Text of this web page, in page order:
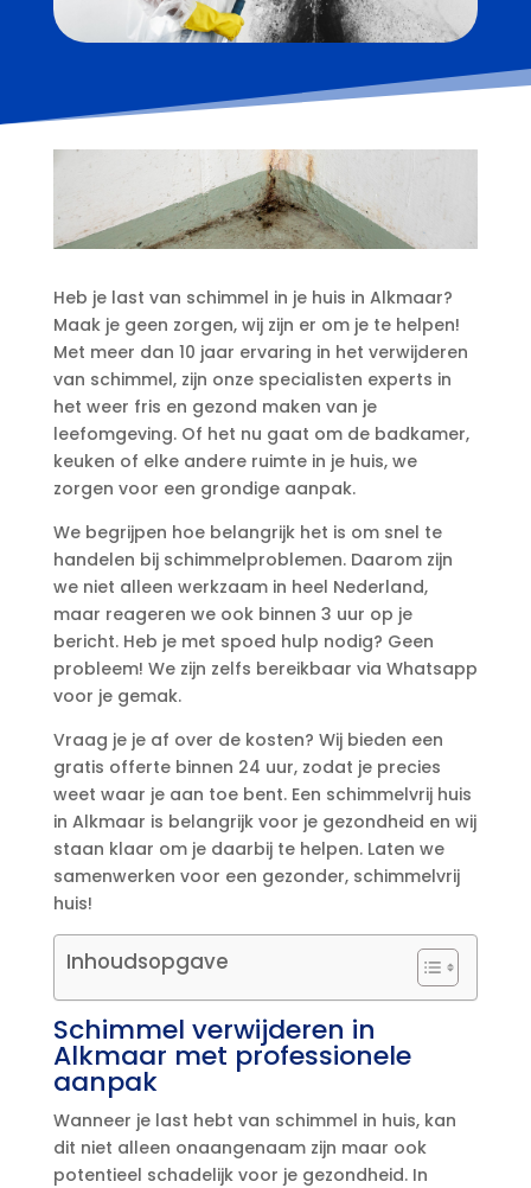
Heb je last van schimmel in je huis in Alkmaar?
Maak je geen zorgen, wij zijn er om je te helpen!
Met meer dan 10 jaar ervaring in het verwijderen
van schimmel, zijn onze specialisten experts in
het weer fris en gezond maken van je
leefomgeving.​ Of het nu gaat om de badkamer,
keuken of elke andere ruimte in je huis, we
zorgen voor een grondige aanpak.​
We begrijpen hoe belangrijk het is om snel te
handelen bij schimmelproblemen.​ Daarom zijn
we niet alleen werkzaam in heel Nederland,
maar reageren we ook binnen 3 uur op je
bericht.​ Heb je met spoed hulp nodig? Geen
probleem! We zijn zelfs bereikbaar via Whatsapp
voor je gemak.​
Vraag je je af over de kosten? Wij bieden een
gratis offerte binnen 24 uur, zodat je precies
weet waar je aan toe bent.​ Een schimmelvrij huis
in Alkmaar is belangrijk voor je gezondheid en wij
staan klaar om je daarbij te helpen.​ Laten we
samenwerken voor een gezonder, schimmelvrij
huis!
Inhoudsopgave
Schimmel verwijderen in
Alkmaar met professionele
aanpak
Wanneer je last hebt van schimmel in huis, kan
dit niet alleen onaangenaam zijn maar ook
potentieel schadelijk voor je gezondheid.​ In